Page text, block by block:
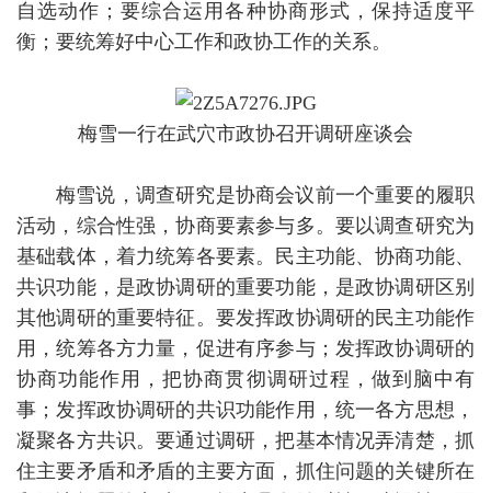
自选动作；要综合运用各种协商形式，保持适度平
衡；要统筹好中心工作和政协工作的关系。
梅雪一行在武穴市政协召开调研座谈会
梅雪说，调查研究是协商会议前一个重要的履职
活动，综合性强，协商要素参与多。要以调查研究为
基础载体，着力统筹各要素。民主功能、协商功能、
共识功能，是政协调研的重要功能，是政协调研区别
其他调研的重要特征。要发挥政协调研的民主功能作
用，统筹各方力量，促进有序参与；发挥政协调研的
协商功能作用，把协商贯彻调研过程，做到脑中有
事；发挥政协调研的共识功能作用，统一各方思想，
凝聚各方共识。要通过调研，把基本情况弄清楚，抓
住主要矛盾和矛盾的主要方面，抓住问题的关键所在